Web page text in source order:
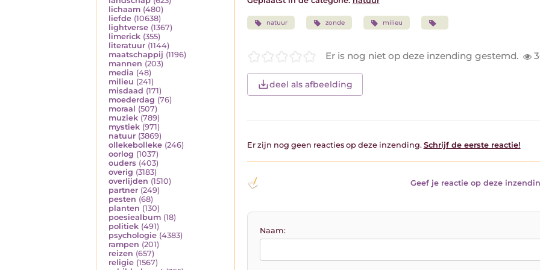
lichaam (480)
liefde (10638)
lightverse (1367)
limerick (355)
literatuur (1144)
maatschappij (1196)
mannen (203)
media (48)
milieu (241)
misdaad (171)
moederdag (76)
moraal (507)
muziek (789)
mystiek (971)
natuur (3869)
ollekebolleke (246)
oorlog (1037)
ouders (403)
overig (3183)
overlijden (1510)
partner (249)
pesten (68)
planten (130)
poesiealbum (18)
politiek (491)
psychologie (4383)
rampen (201)
reizen (657)
religie (1567)
natuur zonde milieu
Er is nog niet op deze inzending gestemd.
deel als afbeelding
Er zijn nog geen reacties op deze inzending. Schrijf de eerste reactie!
Geef je reactie op deze
Naam: